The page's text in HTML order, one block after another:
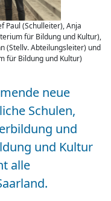
neue
Schulen,
und
und Kultur
alle
Paul (Schulleiter), Anja
für Bildung und Kultur),
(Stellv. Abteilungsleiter) und
für Bildung und Kultur)